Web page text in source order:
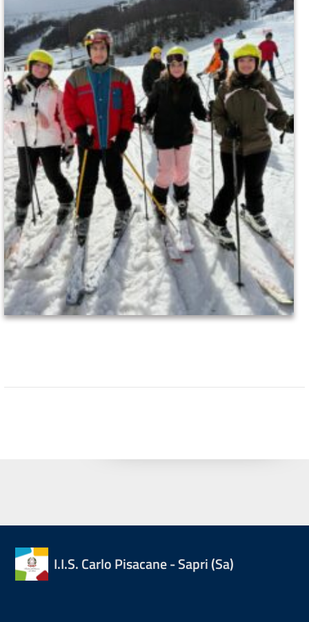
I.I.S. Carlo Pisacane - Sapri (Sa)